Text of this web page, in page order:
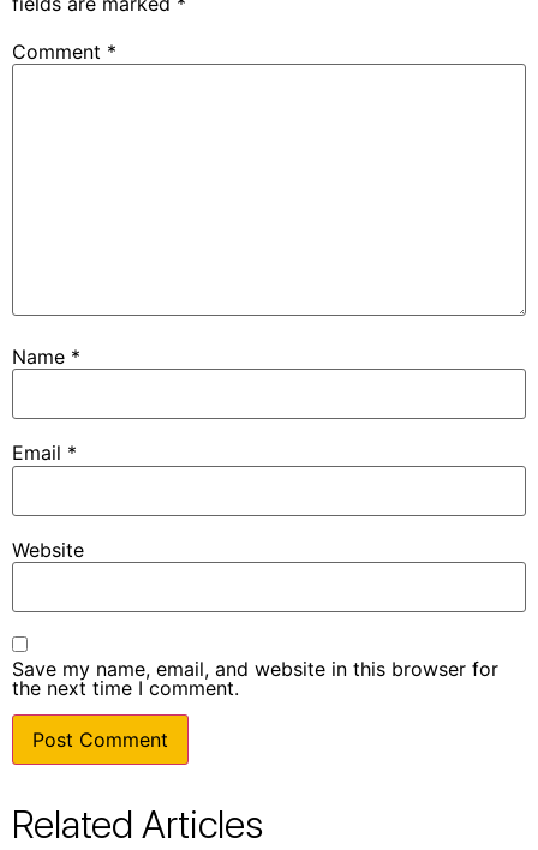
Comment *
Name *
Email *
Website
Save my name, email, and website in this browser for
the next time I comment.
Related Articles